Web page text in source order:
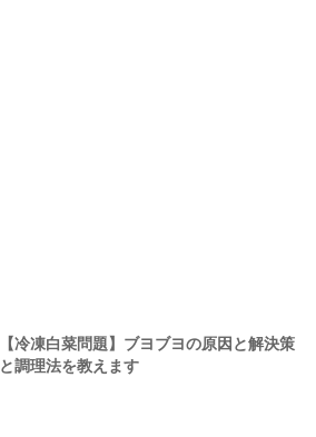
【冷凍白菜問題】ブヨブヨの原因と解決策
と調理法を教えます